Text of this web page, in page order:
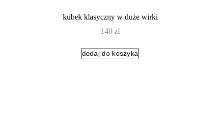
kubek klasyczny w duże wirki
140 zł
dodaj do koszyka